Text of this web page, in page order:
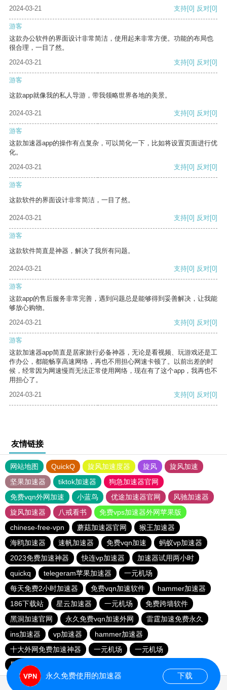
2024-03-21 支持[0] 反对[0]
游客
这款办公软件的界面设计非常简洁，使用起来非常方便。功能的布局也
很合理，一目了然。
2024-03-21
支持[0] 反对[0]
游客
这款app就像我的私人导游，带我领略世界各地的美景。
2024-03-21 支持[0] 反对[0]
游客
这款加速器app的操作有点复杂，可以简化一下，比如将设置页面进行优
化。
2024-03-21
支持[0] 反对[0]
游客
这款软件的界面设计非常简洁，一目了然。
2024-03-21 支持[0] 反对[0]
游客
这款软件简直是神器，解决了我所有问题。
2024-03-21 支持[0] 反对[0]
游客
这款app的售后服务非常完善，遇到问题总是能够得到妥善解决，让我能
够放心购物。
2024-03-21
支持[0] 反对[0]
游客
这款加速器app简直是居家旅行必备神器，无论是看视频、玩游戏还是工
作办公，都能畅享高速网络，再也不用担心网速卡顿了。以前出差的时
候，经常因为网速慢而无法正常使用网络，现在有了这个app，我再也不
用担心了。
2024-03-21
支持[0] 反对[0]
友情链接
网站地图 QuickQ 旋风加速度器 旋风
旋风加速
坚果加速器
tiktok加速器
狗急加速器官网
免费vqn外网加速
小蓝鸟 优途加速器官网
风驰加速器
旋风加速器
八戒看书
免费vps加速器外网苹果版
chinese-free-vpn
蘑菇加速器官网
猴王加速器
海鸥加速器
速帆加速器 免费vqn加速
蚂蚁vp加速器
2023免费加速神器
快连vp加速器
加速器试用两小时
quickq
telegeram苹果加速器
一元机场
每天免费2小时加速器
免费vqn加速软件
hammer加速器
186下载站
星云加速器 一元机场
免费跨墙软件
黑洞加速官网
永久免费vqn加速外网
雷霆加速免费永久
ins加速器
vp加速器
hammer加速器
十大外网免费加速神器
一元机场
一元机场
黑洞加速官网
永久免费使用的加速器 下载